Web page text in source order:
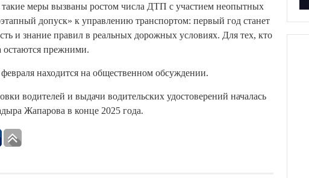
меры вызваны ростом числа ДТП с участием неопытных
допуск» к управлению транспортом: первый год станет
и знание правил в реальных дорожных условиях. Для тех, кто
остаются прежними.
находится на общественном обсуждении.
водителей и выдачи водительских удостоверений началась
Жапарова в конце 2025 года.